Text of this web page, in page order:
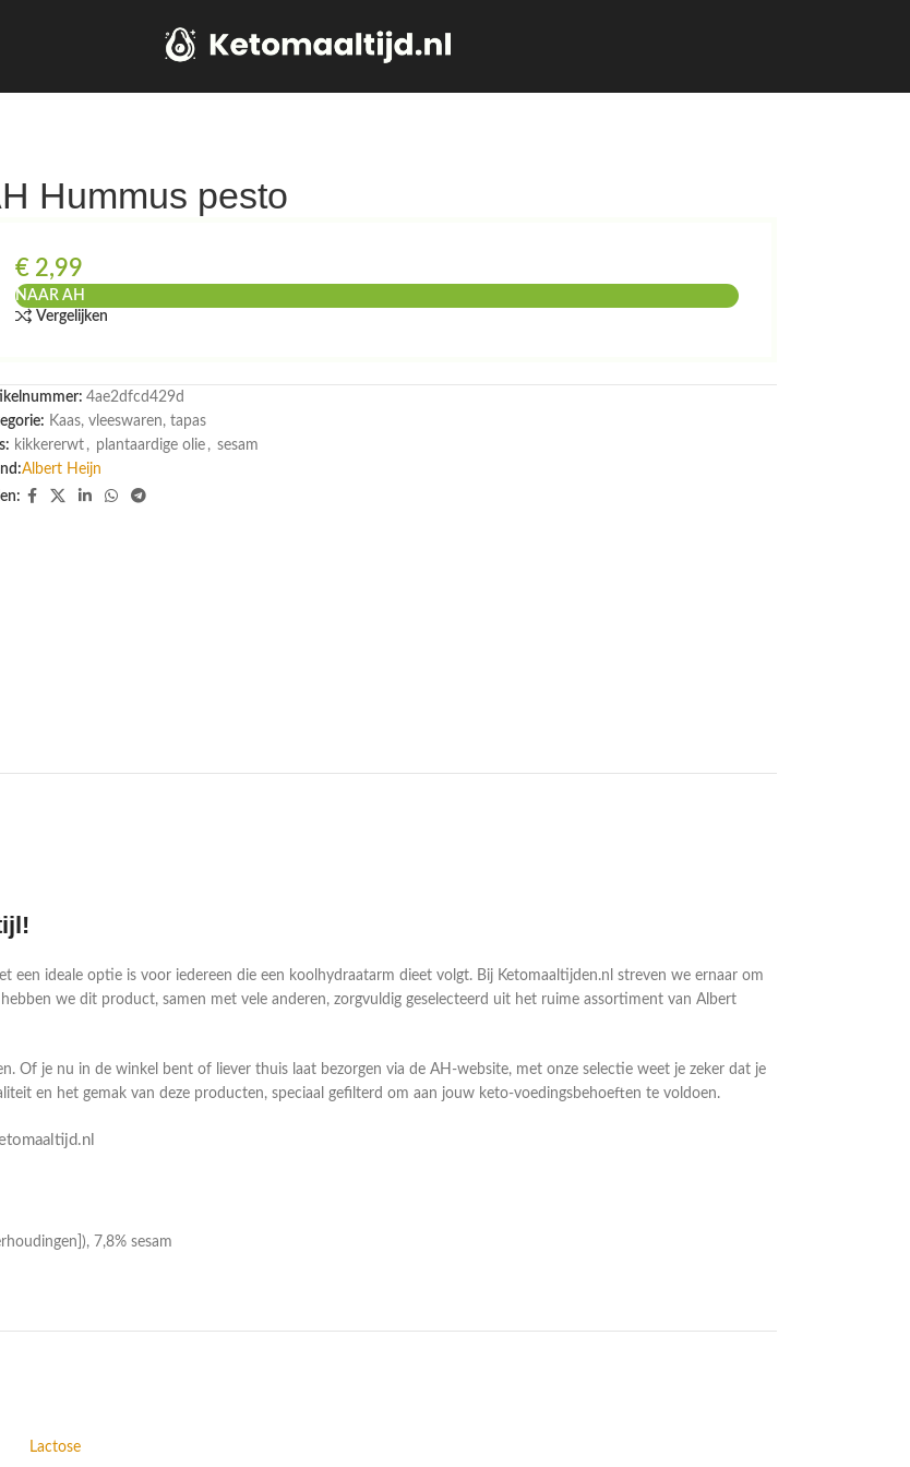
Hummus pesto
€2,99
NAAR AH
Vergelijken
4ae2dfcd429d
Kaas, vleeswaren, tapas
kikkererwt , plantaardige olie , sesam
Albert Heijn
een ideale optie is voor iedereen die een koolhydraatarm dieet volgt. Bij Ketomaaltijden.nl streven we ernaar om
we dit product, samen met vele anderen, zorgvuldig geselecteerd uit het ruime assortiment van Albert
Of je nu in de winkel bent of liever thuis laat bezorgen via de AH-website, met onze selectie weet je zeker dat je
en het gemak van deze producten, speciaal gefilterd om aan jouw keto-voedingsbehoeften te voldoen.
7,8% sesam
Lactose